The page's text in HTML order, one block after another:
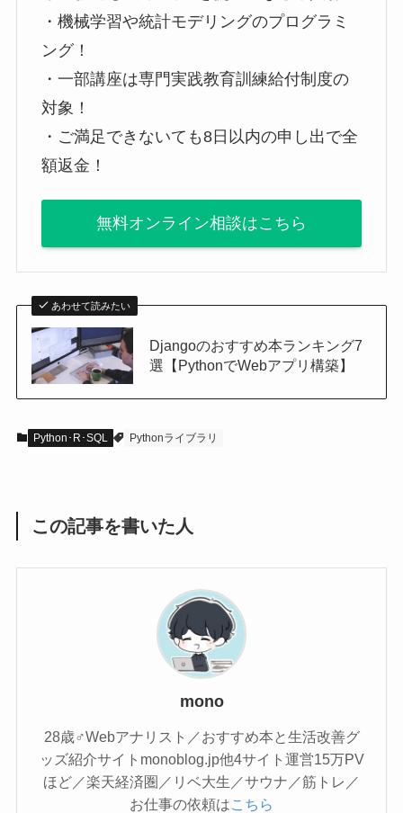
・機械学習や統計モデリングのプログラミ
ング！
・一部講座は専門実践教育訓練給付制度の
対象！
・ご満足できないても8日以内の申し出で全
額返金！
無料オンライン相談はこちら
あわせて読みたい
Djangoのおすすめ本ランキング7
選【PythonでWebアプリ構築】
Python･R･SQL Pythonライブラリ
この記事を書いた人
mono
28歳♂Webアナリスト／おすすめ本と生活改善グ
ッズ紹介サイトmonoblog.jp他4サイト運営15万PV
ほど／楽天経済圏／リベ大生／サウナ／筋トレ／
お仕事の依頼はこちら